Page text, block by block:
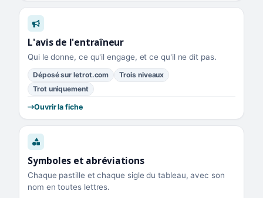
L'avis de l'entraîneur
Qui le donne, ce qu'il engage, et ce qu'il ne dit pas.
Déposé sur letrot.com
Trois niveaux
Trot uniquement
Ouvrir la fiche
Symboles et abréviations
Chaque pastille et chaque sigle du tableau, avec son
nom en toutes lettres.